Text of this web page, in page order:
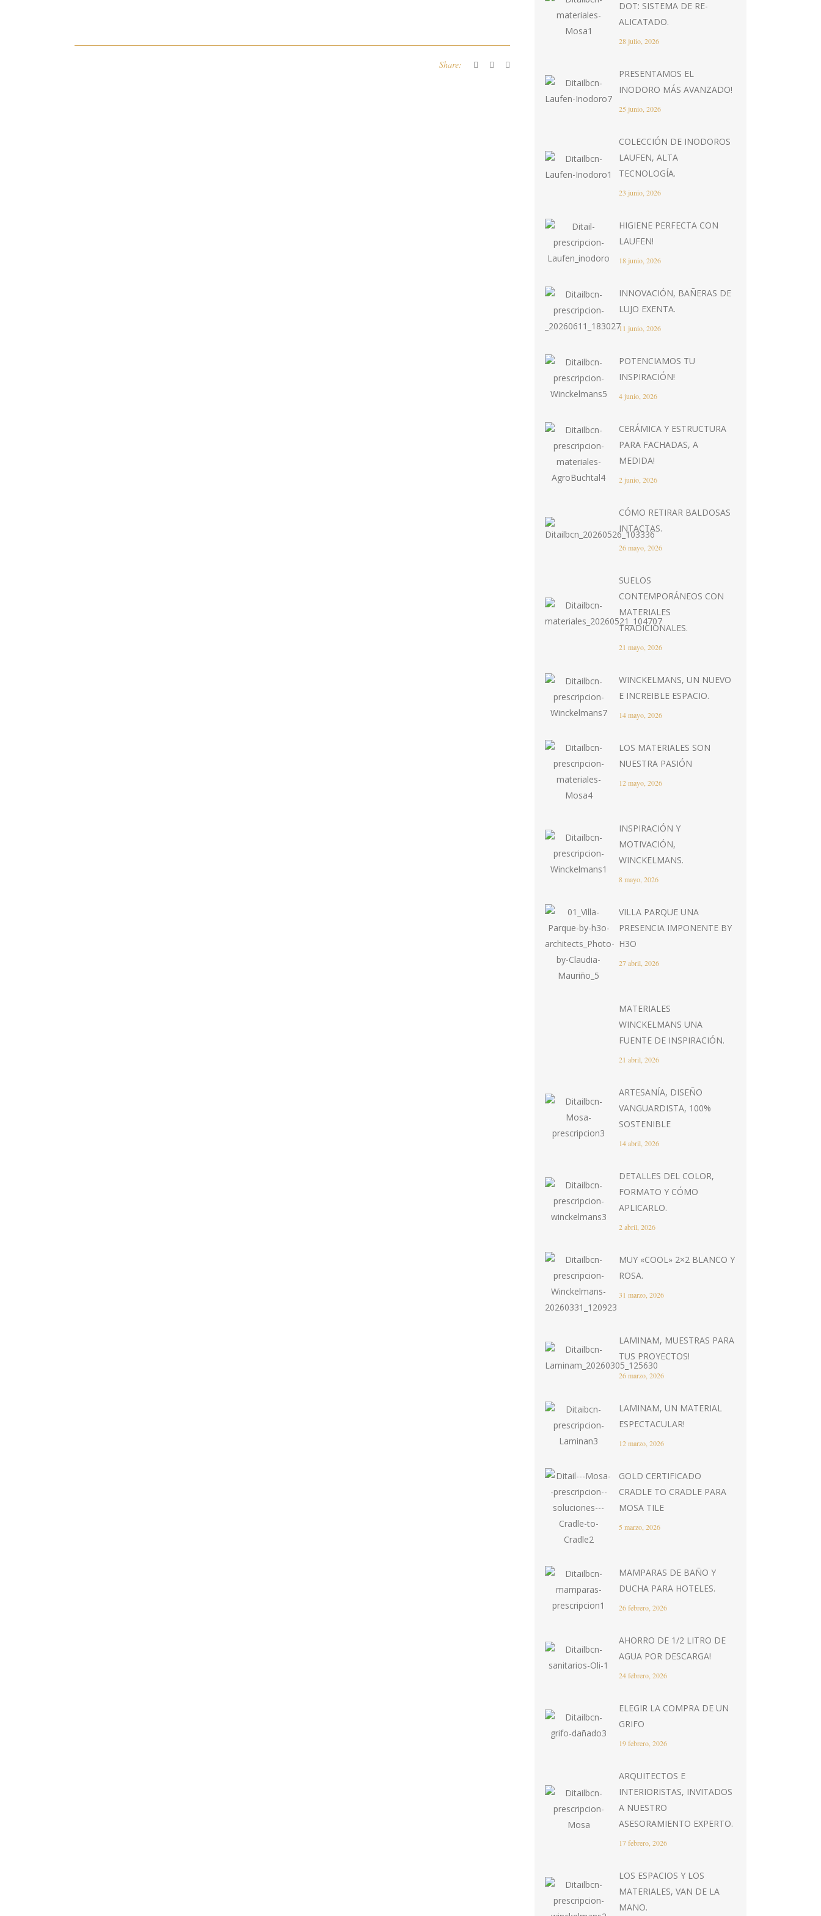
Share:
DOT: SISTEMA DE RE-
ALICATADO.
28 julio, 2026
PRESENTAMOS EL
INODORO MÁS AVANZADO!
25 junio, 2026
COLECCIÓN DE INODOROS
LAUFEN, ALTA
TECNOLOGÍA.
23 junio, 2026
HIGIENE PERFECTA CON
LAUFEN!
18 junio, 2026
INNOVACIÓN, BAÑERAS DE
LUJO EXENTA.
11 junio, 2026
POTENCIAMOS TU
INSPIRACIÓN!
4 junio, 2026
CERÁMICA Y ESTRUCTURA
PARA FACHADAS, A
MEDIDA!
2 junio, 2026
CÓMO RETIRAR BALDOSAS
INTACTAS.
26 mayo, 2026
SUELOS
CONTEMPORÁNEOS CON
MATERIALES
TRADICIONALES.
21 mayo, 2026
WINCKELMANS, UN NUEVO
E INCREIBLE ESPACIO.
14 mayo, 2026
LOS MATERIALES SON
NUESTRA PASIÓN
12 mayo, 2026
INSPIRACIÓN Y
MOTIVACIÓN,
WINCKELMANS.
8 mayo, 2026
VILLA PARQUE UNA
PRESENCIA IMPONENTE BY
H3O
27 abril, 2026
MATERIALES
WINCKELMANS UNA
FUENTE DE INSPIRACIÓN.
21 abril, 2026
ARTESANÍA, DISEÑO
VANGUARDISTA, 100%
SOSTENIBLE
14 abril, 2026
DETALLES DEL COLOR,
FORMATO Y CÓMO
APLICARLO.
2 abril, 2026
MUY «COOL» 2×2 BLANCO Y
ROSA.
31 marzo, 2026
LAMINAM, MUESTRAS PARA
TUS PROYECTOS!
26 marzo, 2026
LAMINAM, UN MATERIAL
ESPECTACULAR!
12 marzo, 2026
GOLD CERTIFICADO
CRADLE TO CRADLE PARA
MOSA TILE
5 marzo, 2026
MAMPARAS DE BAÑO Y
DUCHA PARA HOTELES.
26 febrero, 2026
AHORRO DE 1/2 LITRO DE
AGUA POR DESCARGA!
24 febrero, 2026
ELEGIR LA COMPRA DE UN
GRIFO
19 febrero, 2026
ARQUITECTOS E
INTERIORISTAS, INVITADOS
A NUESTRO
ASESORAMIENTO EXPERTO.
17 febrero, 2026
LOS ESPACIOS Y LOS
MATERIALES, VAN DE LA
MANO.